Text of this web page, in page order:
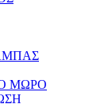
ΜΩΡΟ